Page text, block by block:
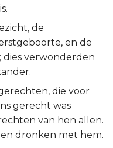
de
en de
dies verwonderden
die voor
gerecht was
van hen allen.
dronken met hem.